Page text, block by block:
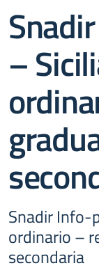
–
Snadir Info-
ordinario –
secondaria